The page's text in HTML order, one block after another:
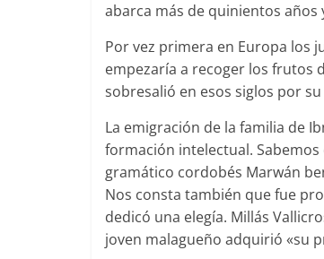
abarca más de quinientos
Por vez primera en Europa los
empezaría a recoger los frutos
sobresalió en esos siglos por
La emigración de la familia de
formación intelectual.
gramático cordobés Marwán
Nos consta también que fue
dedicó una elegía. Millás
joven malagueño adquirió «su